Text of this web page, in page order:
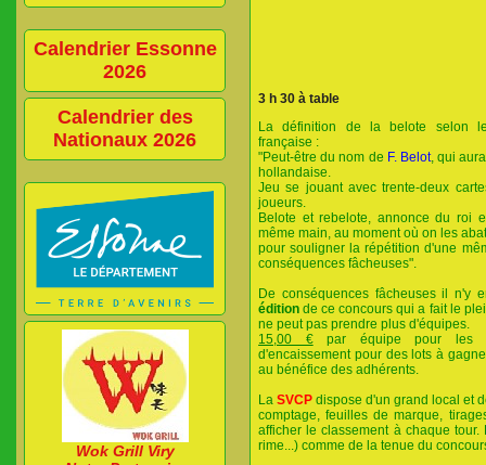
Calendrier Essonne
2026
Calendrier des
Nationaux 2026
Wok Grill Viry
3 h 30 à table
La définition de la belote selon
française :
"Peut-être du nom de F. Belot,qui
hollandaise.
Jeu se jouant avec trente-deux
joueurs.
Belote et rebelote, annonce du roi
même main, au moment où on les
pour souligner la répétition d'une
conséquences fâcheuses".
De conséquences fâcheuses il
édition de ce concours qui a fait le
ne peut pas prendre plus d'équipes.
15,00 €par équipe pour les
d'encaissement pour des lots à
au bénéfice des adhérents.
La SVCPdispose d'un grand local et
comptage, feuilles de marque,
afficher le classement à chaque
rime...) comme de la tenue du